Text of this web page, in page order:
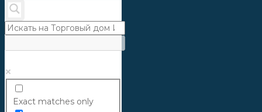
Exact matches only